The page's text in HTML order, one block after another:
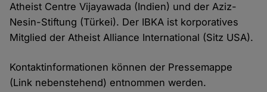
Atheist Centre Vijayawada (Indien) und der Aziz-
Nesin-Stiftung (Türkei). Der IBKA ist korporatives
Mitglied der Atheist Alliance International (Sitz USA).
Kontaktinformationen können der Pressemappe
(Link nebenstehend) entnommen werden.